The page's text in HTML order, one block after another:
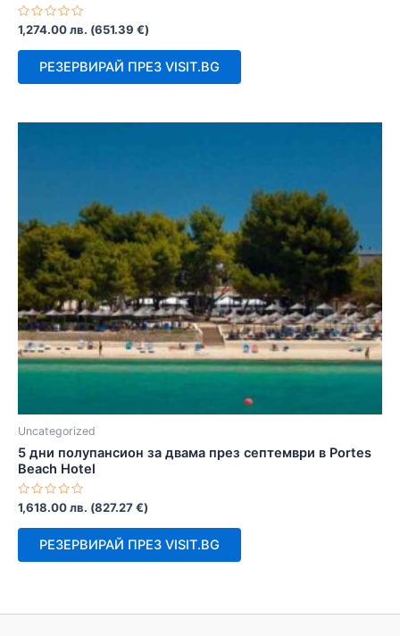
Оценено
с
0
1,274.00лв. (651.39 €)
РЕЗЕРВИРАЙ ПРЕЗ VISIT.BG
Uncategorized
5 дни полупансион за двама през септември в Portes
Beach Hotel
Оценено
с
0
1,618.00лв. (827.27€)
РЕЗЕРВИРАЙ ПРЕЗ VISIT.BG